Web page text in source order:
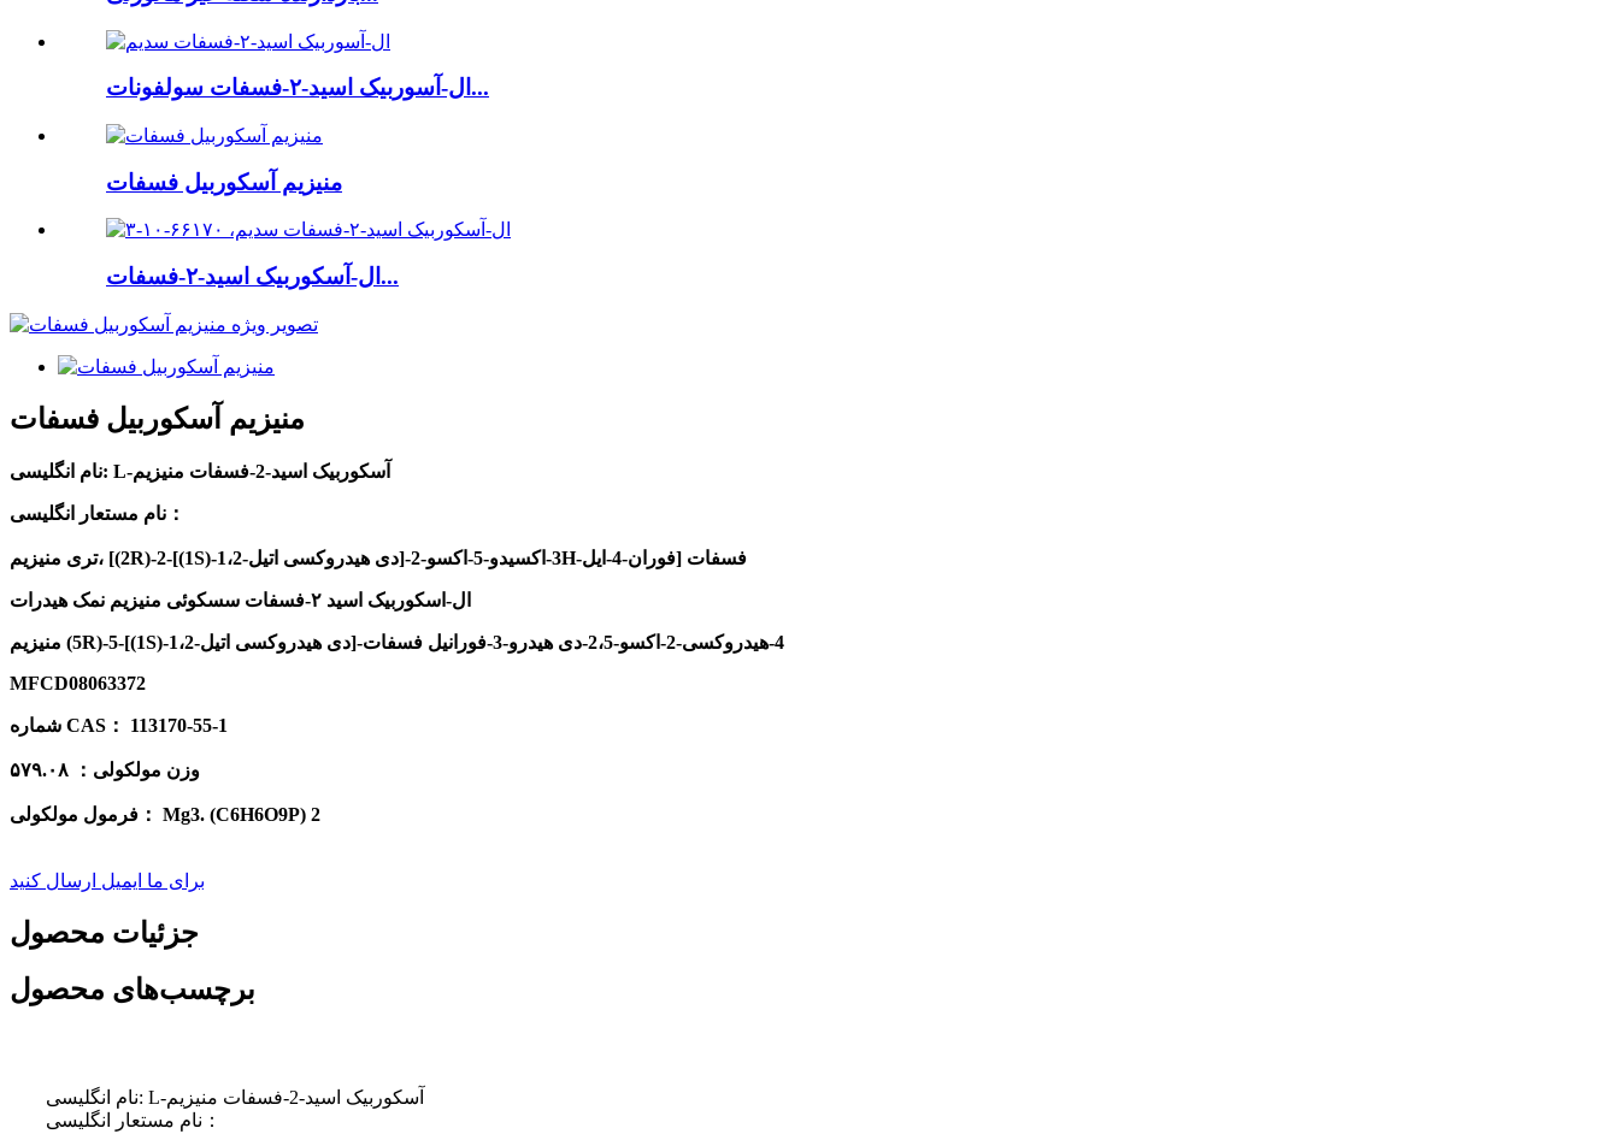
ال-آسوربیک اسید-۲-فسفات سولفونات...
منیزیم آسکوربیل فسفات
ال-آسکوربیک اسید-۲-فسفات...
منیزیم آسکوربیل فسفات
نام انگلیسی: L-آسکوربیک اسید-2-فسفات منیزیم
نام مستعار انگلیسی：
تری منیزیم، [(2R)-2-[(1S)-1،2-دی هیدروکسی اتیل]-3-اکسیدو-5-اکسو-2H-فوران-4-ایل] فسفات
ال-اسکوربیک اسید ۲-فسفات سسکوئی منیزیم نمک هیدرات
منیزیم (5R)-5-[(1S)-1،2-دی هیدروکسی اتیل]-4-هیدروکسی-2-اکسو-2،5-دی هیدرو-3-فورانیل فسفات
MFCD08063372
شماره CAS： 113170-55-1
وزن مولکولی： ۵۷۹.۰۸
فرمول مولکولی： Mg3. (C6H6O9P) 2
برای ما ایمیل ارسال کنید
جزئیات محصول
برچسب‌های محصول
نام انگلیسی: L-آسکوربیک اسید-2-فسفات منیزیم
نام مستعار انگلیسی：